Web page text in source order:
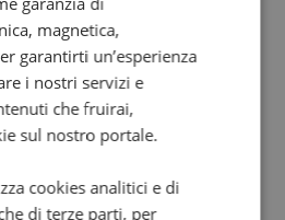
magnetica,
garantirti un’esperienza
i nostri servizi e
che fruirai,
sul nostro portale.
cookies analitici e di
di terze parti, per